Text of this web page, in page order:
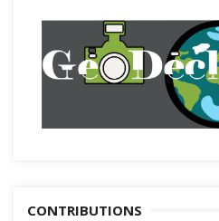
CONTRIBUTIONS